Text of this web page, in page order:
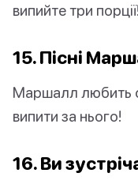
випийте три порції!
15. Пісні
Маршалл любить
випити за нього!
16. Ви